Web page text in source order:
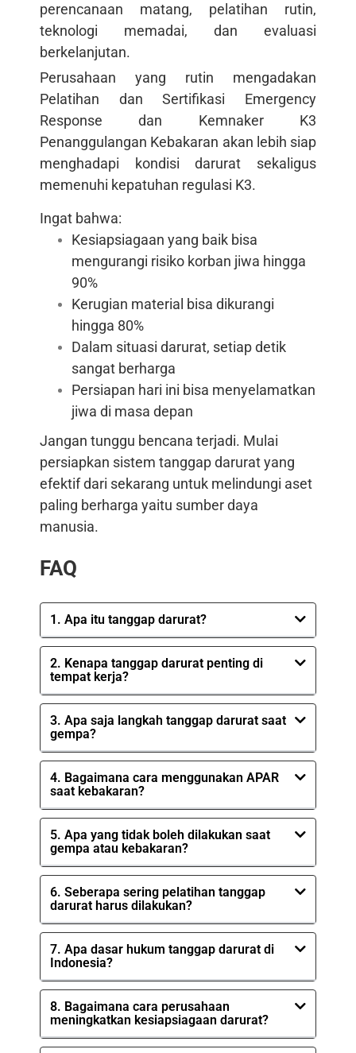
perencanaan matang, pelatihan rutin,
teknologi memadai, dan evaluasi
berkelanjutan.
Perusahaan yang rutin mengadakan
Pelatihan dan Sertifikasi Emergency
Response dan Kemnaker K3
Penanggulangan Kebakaran akan lebih siap
menghadapi kondisi darurat sekaligus
memenuhi kepatuhan regulasi K3.
Ingat bahwa:
Kesiapsiagaan yang baik bisa
mengurangi risiko korban jiwa hingga
90%
Kerugian material bisa dikurangi
hingga 80%
Dalam situasi darurat, setiap detik
sangat berharga
Persiapan hari ini bisa menyelamatkan
jiwa di masa depan
Jangan tunggu bencana terjadi. Mulai
persiapkan sistem tanggap darurat yang
efektif dari sekarang untuk melindungi aset
paling berharga yaitu sumber daya
manusia.
FAQ
1. Apa itu tanggap darurat?
2. Kenapa tanggap darurat penting di
tempat kerja?
3. Apa saja langkah tanggap darurat saat
gempa?
4. Bagaimana cara menggunakan APAR
saat kebakaran?
5. Apa yang tidak boleh dilakukan saat
gempa atau kebakaran?
6. Seberapa sering pelatihan tanggap
darurat harus dilakukan?
7. Apa dasar hukum tanggap darurat di
Indonesia?
8. Bagaimana cara perusahaan
meningkatkan kesiapsiagaan darurat?